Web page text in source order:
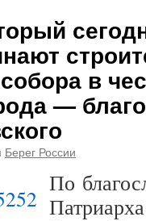
в
—
Берег России
По